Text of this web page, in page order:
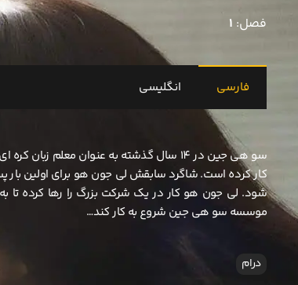
فصل: 1
فارسی انگلیسی
سو هی جین در 14 سال گذشته به عنوان
شود. لی جون هو کار در یک شرکت بزرگ را رها کرده تا
موسسه سو هی جین شروع به کار کند…
درام